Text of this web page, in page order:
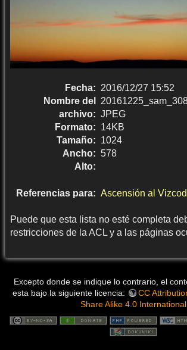
Fecha: 2016/12/27 15:52
Nombre del
archivo:
Formato:
JPEG
Tamaño:
14KB
Ancho:
1024
Alto:
578
Referencias para: Ascensión al
Puede que esta lista no esté completa
restricciones de la ACL y a las páginas
Excepto donde se indique lo contrario, el
esta bajo la siguiente licencia:
CC
Share Alike 4.0 International